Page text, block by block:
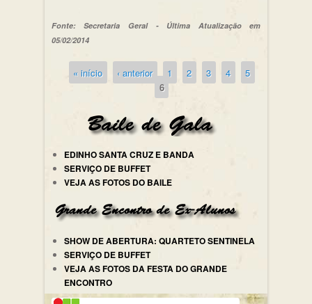
Fonte: Secretaria Geral - Última Atualização em
05/02/2014
Páginas
« início ‹ anterior 1 2 3 4
5
6
EDINHO SANTA CRUZ E BANDA
SERVIÇO DE BUFFET
VEJA AS FOTOS DO BAILE
SHOW DE ABERTURA: QUARTETO SENTINELA
SERVIÇO DE BUFFET
VEJA AS FOTOS DA FESTA DO GRANDE
ENCONTRO